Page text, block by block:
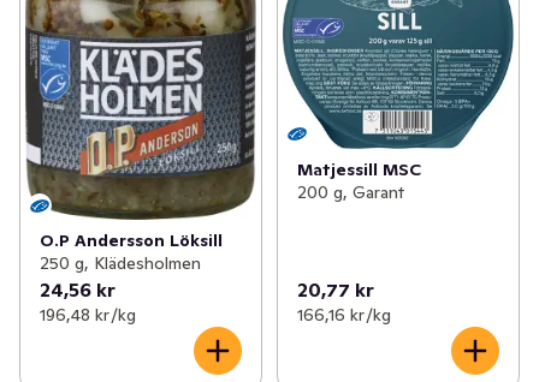
O.P Andersson Löksill
250 g, Klädesholmen
24,56 kr
196,48 kr /kg
Matjessill MSC
200 g, Garant
20,77 kr
166,16 kr /kg